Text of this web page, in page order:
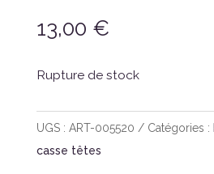
13,00 €
Rupture de stock
UGS : ART-005520 Catégories :
casse têtes